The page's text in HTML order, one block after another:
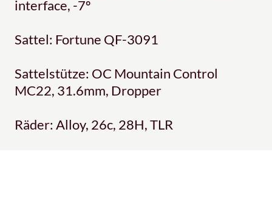
interface, -7º
Sattel: Fortune QF-3091
Sattelstütze: OC Mountain Control
MC22, 31.6mm, Dropper
Räder: Alloy, 26c, 28H, TLR